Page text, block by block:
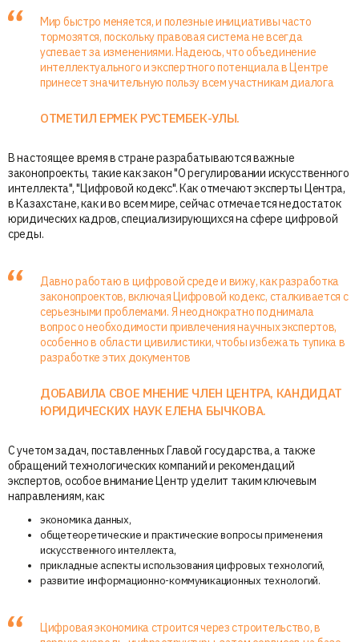
Мир быстро меняется, и полезные инициативы часто
тормозятся, поскольку правовая система не всегда
успевает за изменениями. Надеюсь, что объединение
интеллектуального и экспертного потенциала в Центре
принесет значительную пользу всем участникам диалога
ОТМЕТИЛ ЕРМЕК РУСТЕМБЕК-УЛЫ.
В настоящее время в стране разрабатываются важные
законопроекты, такие как закон "О регулировании искусственного
интеллекта", "Цифровой кодекс". Как отмечают эксперты Центра,
в Казахстане, как и во всем мире, сейчас отмечается недостаток
юридических кадров, специализирующихся на сфере цифровой
среды.
Давно работаю в цифровой среде и вижу, как разработка
законопроектов, включая Цифровой кодекс, сталкивается с
серьезными проблемами. Я неоднократно поднимала
вопрос о необходимости привлечения научных экспертов,
особенно в области цивилистики, чтобы избежать тупика в
разработке этих документов
ДОБАВИЛА СВОЕ МНЕНИЕ ЧЛЕН ЦЕНТРА, КАНДИДАТ
ЮРИДИЧЕСКИХ НАУК ЕЛЕНА БЫЧКОВА.
С учетом задач, поставленных Главой государства, а также
обращений технологических компаний и рекомендаций
экспертов, особое внимание Центр уделит таким ключевым
направлениям, как:
экономика данных,
общетеоретические и практические вопросы применения
искусственного интеллекта,
прикладные аспекты использования цифровых технологий,
развитие информационно-коммуникационных технологий.
Цифровая экономика строится через строительство, в